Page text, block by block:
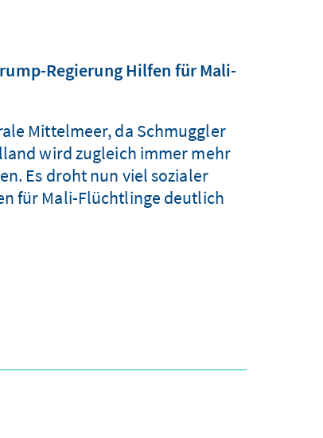
Regierung Hilfen für Mali-
Mittelmeer, da Schmuggler
wird zugleich immer mehr
Es droht nun viel sozialer
für Mali-Flüchtlinge deutlich